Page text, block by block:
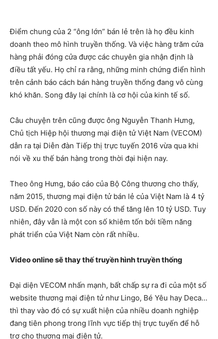
Điểm chung của 2 “ông lớn” bán lẻ trên là họ đều kinh
doanh theo mô hình truyền thống. Và việc hàng trăm cửa
hàng phải đóng cửa được các chuyên gia nhận định là
điều tất yếu. Họ chỉ ra rằng, những minh chứng điển hình
trên cảnh báo cách bán hàng truyền thống đang vô cùng
khó khăn. Song đây lại chính là cơ hội của kinh tế số.
Câu chuyện trên cũng được ông Nguyễn Thanh Hưng,
Chủ tịch Hiệp hội thương mại điện tử Việt Nam (VECOM)
dẫn ra tại Diễn đàn Tiếp thị trực tuyến 2016 vừa qua khi
nói về xu thế bán hàng trong thời đại hiện nay.
Theo ông Hưng, báo cáo của Bộ Công thương cho thấy,
năm 2015, thương mại điện tử bán lẻ của Việt Nam là 4 tỷ
USD. Đến 2020 con số này có thể tăng lên 10 tỷ USD. Tuy
nhiên, đây vẫn là một con số khiêm tốn bởi tiềm năng
phát triển của Việt Nam còn rất nhiều.
Video online sẽ thay thế truyền hình truyền thống
Đại diện VECOM nhấn mạnh, bất chấp sự ra đi của một số
website thương mại điện tử như Lingo, Bé Yêu hay Deca…
thì thay vào đó có sự xuất hiện của nhiều doanh nghiệp
đang tiên phong trong lĩnh vực tiếp thị trực tuyến để hỗ
trợ cho thương mại điện tử.